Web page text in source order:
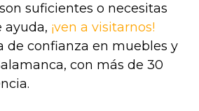
suficientes o necesitas
ayuda, ¡ven a visitarnos!
de confianza en muebles y
con más de 30